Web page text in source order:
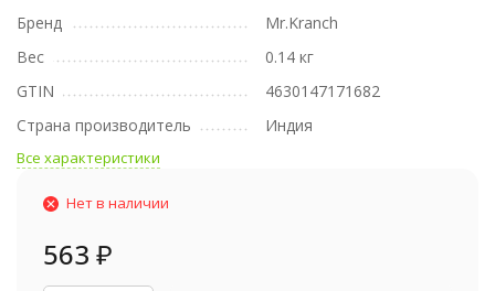
Бренд
Mr.Kranch
Вес
0.14 кг
GTIN
4630147171682
Страна производитель
Индия
Все характеристики
Нет в наличии
563 ₽